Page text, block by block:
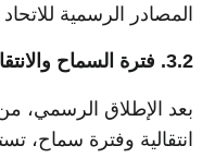
المصادر الرسمية
3.2. فترة السماح والانتقال
بعد الإطلاق الرسمي،